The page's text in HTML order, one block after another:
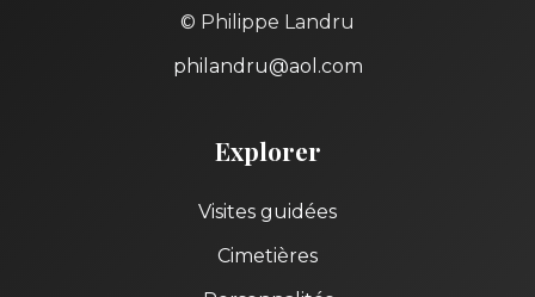
© Philippe Landru
philandru@aol.com
Explorer
Visites guidées
Cimetières